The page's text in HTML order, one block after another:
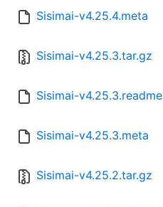
Sisimai-v4.25.4.meta
Sisimai-v4.25.3.tar.gz
Sisimai-v4.25.3.readme
Sisimai-v4.25.3.meta
Sisimai-v4.25.2.tar.gz